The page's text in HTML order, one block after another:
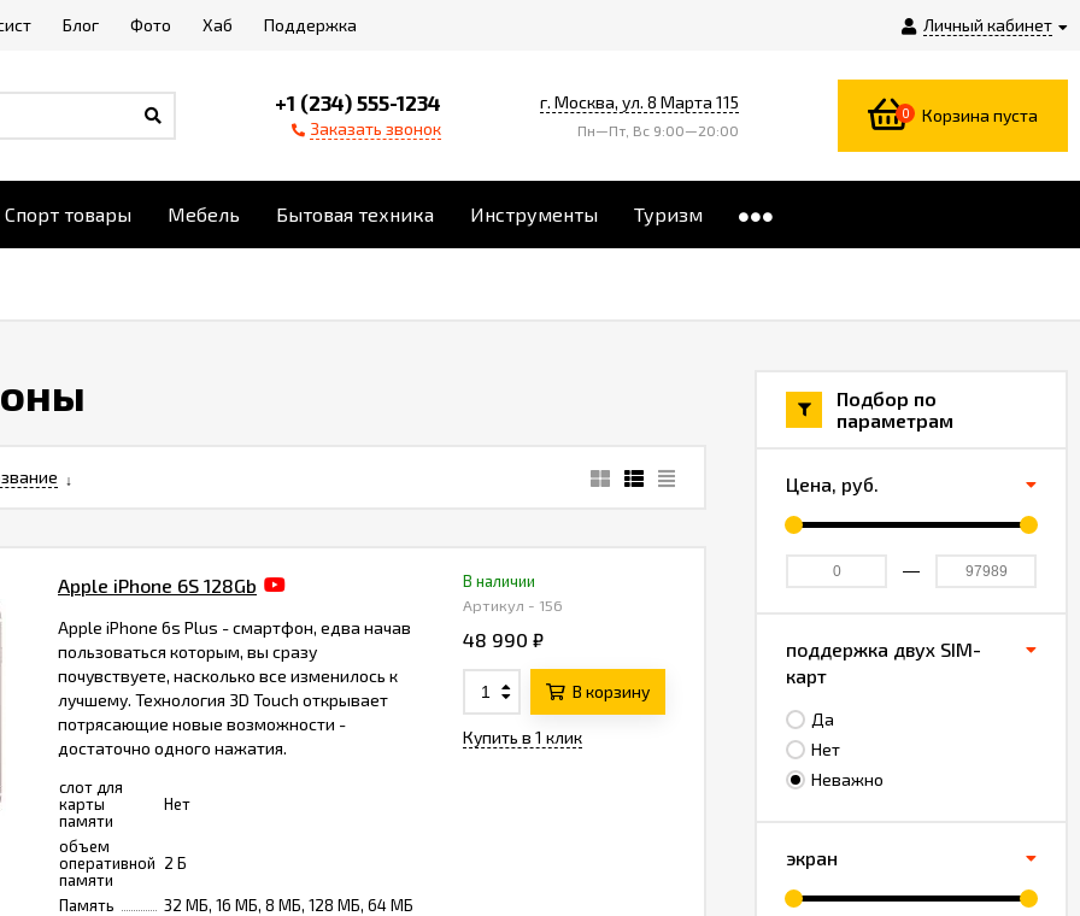
Личный кабинет
Блог Фото Хаб Поддержка
+1 (234) 555-1234
Заказать звонок
г. Москва, ул. 8 Марта 115
Пн—Пт, Вс 9:00—20:00
0 Корзина пуста
Спорт товары Мебель Бытовая техника Инструменты Туризм
Apple iPhone 6S 128Gb
Apple iPhone 6s Plus - смартфон, едва начав
пользоваться которым, вы сразу
почувствуете, насколько все изменилось к
лучшему. Технология 3D Touch открывает
потрясающие новые возможности -
достаточно одного нажатия.
слот для
карты
памяти
Нет
объем
оперативной
памяти
2 Б
Память 32 МБ, 16 МБ, 8 МБ, 128 МБ, 64 МБ
В наличии
Артикул - 156
48 990 ₽
В корзину
Купить в 1 клик
Подбор по
параметрам
Цена, руб.
поддержка двух SIM-
карт
Да
Нет
Неважно
экран